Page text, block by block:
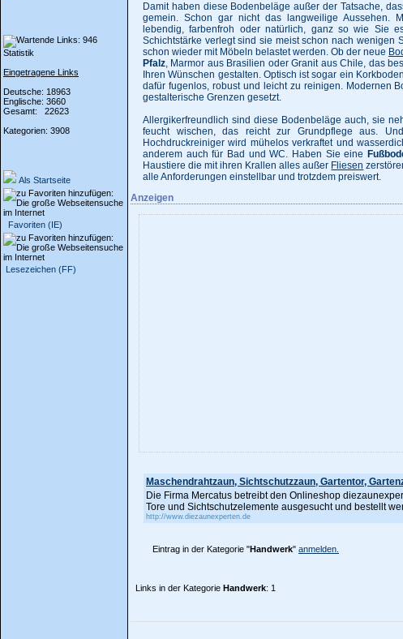
Statistik
Eingetragene Links
Deutsche: 18963
Englische: 3660
Gesamt: 22623
Kategorien: 3908
Als Startseite
Favoriten (IE)
Lesezeichen (FF)
Damit haben diese Bodenbeläge außer der Tatsache,
gemein. Schon gar nicht das langweilige Aussehen.
lebendig, farbenfroh oder natürlich, ganz so wie Sie
Schichtstärke verlegt sind sie meist schon nach wenigen
schon wieder mit Möbeln belastet werden. Ob der neue
Pfalz, Marmor aus Brasilien oder Granit aus Chile, das
Ihren Wünschen gestalten. Optisch ist sogar ein
dafür fugenlos, robust und leicht zu reinigen. Modernen
gestalterische Grenzen gesetzt.
Allergikerfreundlich sind diese Bodenbeläge auch, sie
feucht wischen, das reicht zur Grundpflege aus.
Hochdruckreiniger wird mühelos verkraftet und
anderem auch für Bad und WC. Haben Sie eine
Haustiere die mit ihren Krallen alles außer Fliesen
alle Anforderungen einstellbar und trotzdem preiswert.
Anzeigen
Maschendrahtzaun, Sichtschutzzaun, Gartentor,
Die Firma Mercatus betreibt den Onlineshop
Tore und Sichtschutzelemente ausgesucht und bestellt
http://www.diezaunexperten.de
Eintrag in der Kategorie "Handwerk" anmelden.
Links in der Kategorie Handwerk: 1